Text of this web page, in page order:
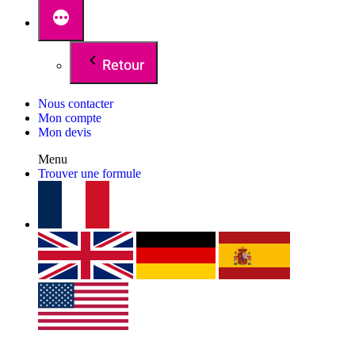
Retour
Nous contacter
Mon compte
Mon devis
Menu
Trouver une formule